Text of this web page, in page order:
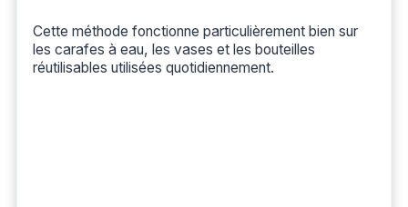
Cette méthode fonctionne particulièrement bien sur
les carafes à eau, les vases et les bouteilles
réutilisables utilisées quotidiennement.